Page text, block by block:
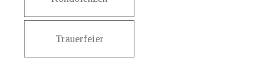
Trauerfeier